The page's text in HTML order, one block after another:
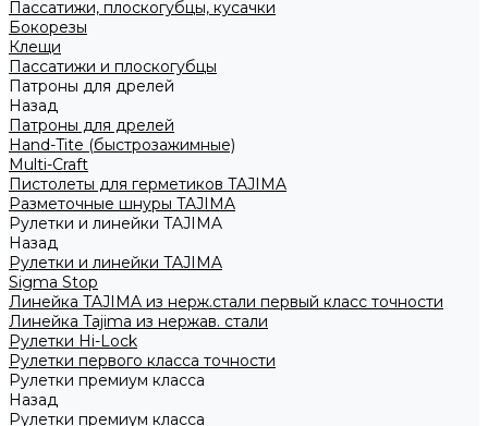
Пассатижи, плоскогубцы, кусачки
Бокорезы
Клещи
Пассатижи и плоскогубцы
Патроны для дрелей
Назад
Патроны для дрелей
Hand-Tite (быстрозажимные)
Multi-Craft
Пистолеты для герметиков TAJIMA
Разметочные шнуры TAJIMA
Рулетки и линейки TAJIMA
Назад
Рулетки и линейки TAJIMA
Sigma Stop
Линейка TAJIMA из нерж.стали первый класс точности
Линейка Tajima из нержав. стали
Рулетки Hi-Lock
Рулетки первого класса точности
Рулетки премиум класса
Назад
Рулетки премиум класса